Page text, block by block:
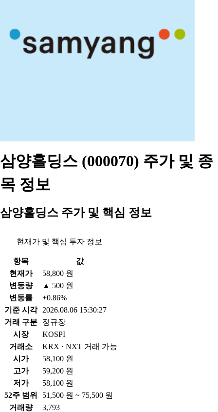
삼양홀딩스 (000070) 주가 및 종
목 정보
삼양홀딩스 주가 및 핵심 정보
현재가 및 핵심 투자 정보
항목
값
현재가
58,800 원
변동량
▲ 500 원
변동률
+0.86%
기준 시각
2026.08.06 15:30:27
거래 구분
정규장
시장
KOSPI
거래소
KRX · NXT 거래 가능
시가
58,100 원
고가
59,200 원
저가
58,100 원
52주 범위
51,500 원 ~ 75,500 원
거래량
3,793